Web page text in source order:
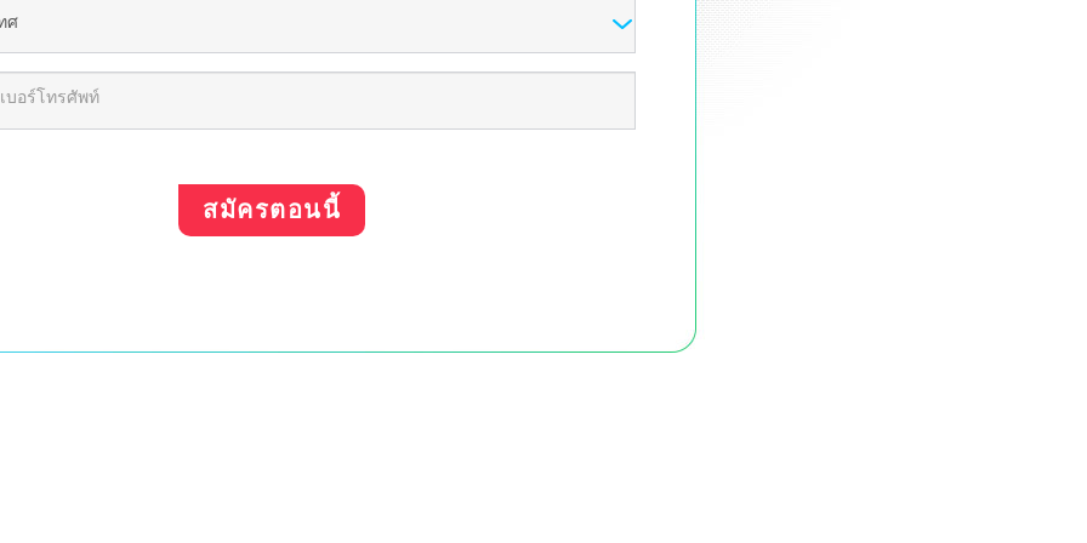
สมัครตอนนี้